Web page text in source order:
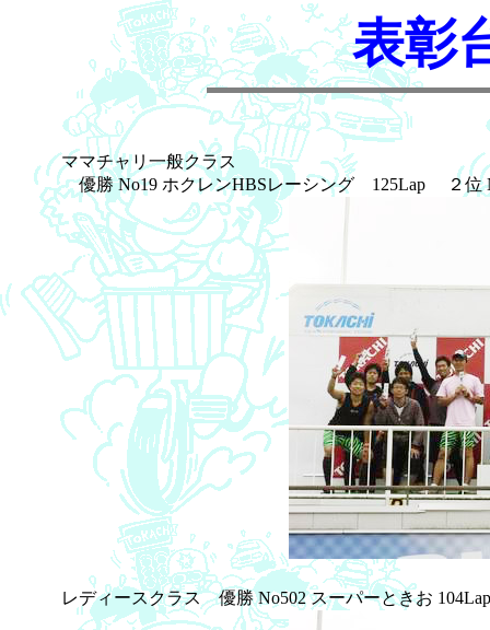
表彰
ママチャリ一般クラス
優勝 No19 ホクレンHBSレーシング 125Lap ２位
レディースクラス 優勝 No502 スーパーときお 104Lap